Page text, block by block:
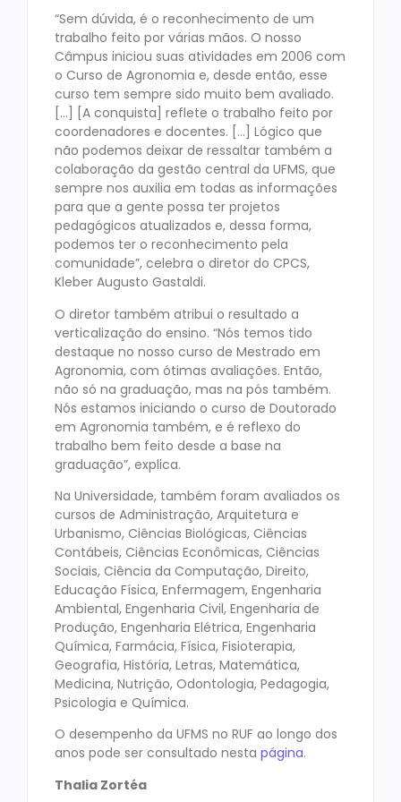
“Sem dúvida, é o reconhecimento de um
trabalho feito por várias mãos. O nosso
Câmpus iniciou suas atividades em 2006 com
o Curso de Agronomia e, desde então, esse
curso tem sempre sido muito bem avaliado.
[…] [A conquista] reflete o trabalho feito por
coordenadores e docentes. […] Lógico que
não podemos deixar de ressaltar também a
colaboração da gestão central da UFMS, que
sempre nos auxilia em todas as informações
para que a gente possa ter projetos
pedagógicos atualizados e, dessa forma,
podemos ter o reconhecimento pela
comunidade”, celebra o diretor do CPCS,
Kleber Augusto Gastaldi.
O diretor também atribui o resultado a
verticalização do ensino. “Nós temos tido
destaque no nosso curso de Mestrado em
Agronomia, com ótimas avaliações. Então,
não só na graduação, mas na pós também.
Nós estamos iniciando o curso de Doutorado
em Agronomia também, e é reflexo do
trabalho bem feito desde a base na
graduação”, explica.
Na Universidade, também foram avaliados os
cursos de Administração, Arquitetura e
Urbanismo, Ciências Biológicas, Ciências
Contábeis, Ciências Econômicas, Ciências
Sociais, Ciência da Computação, Direito,
Educação Física, Enfermagem, Engenharia
Ambiental, Engenharia Civil, Engenharia de
Produção, Engenharia Elétrica, Engenharia
Química, Farmácia, Física, Fisioterapia,
Geografia, História, Letras, Matemática,
Medicina, Nutrição, Odontologia, Pedagogia,
Psicologia e Química.
O desempenho da UFMS no RUF ao longo dos
anos pode ser consultado nesta página.
Thalia Zortéa